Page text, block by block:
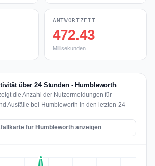
ANTWORTZEIT
472.43
Millisekunden
über 24 Stunden - Humbleworth
die Anzahl der Nutzermeldungen für
Ausfälle bei Humbleworth in den letzten 24
für Humbleworth anzeigen